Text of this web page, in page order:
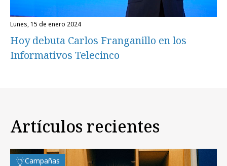
lunes, 15 de enero 2024
Hoy debuta Carlos Franganillo en los
Informativos Telecinco
Artículos recientes
Campañas